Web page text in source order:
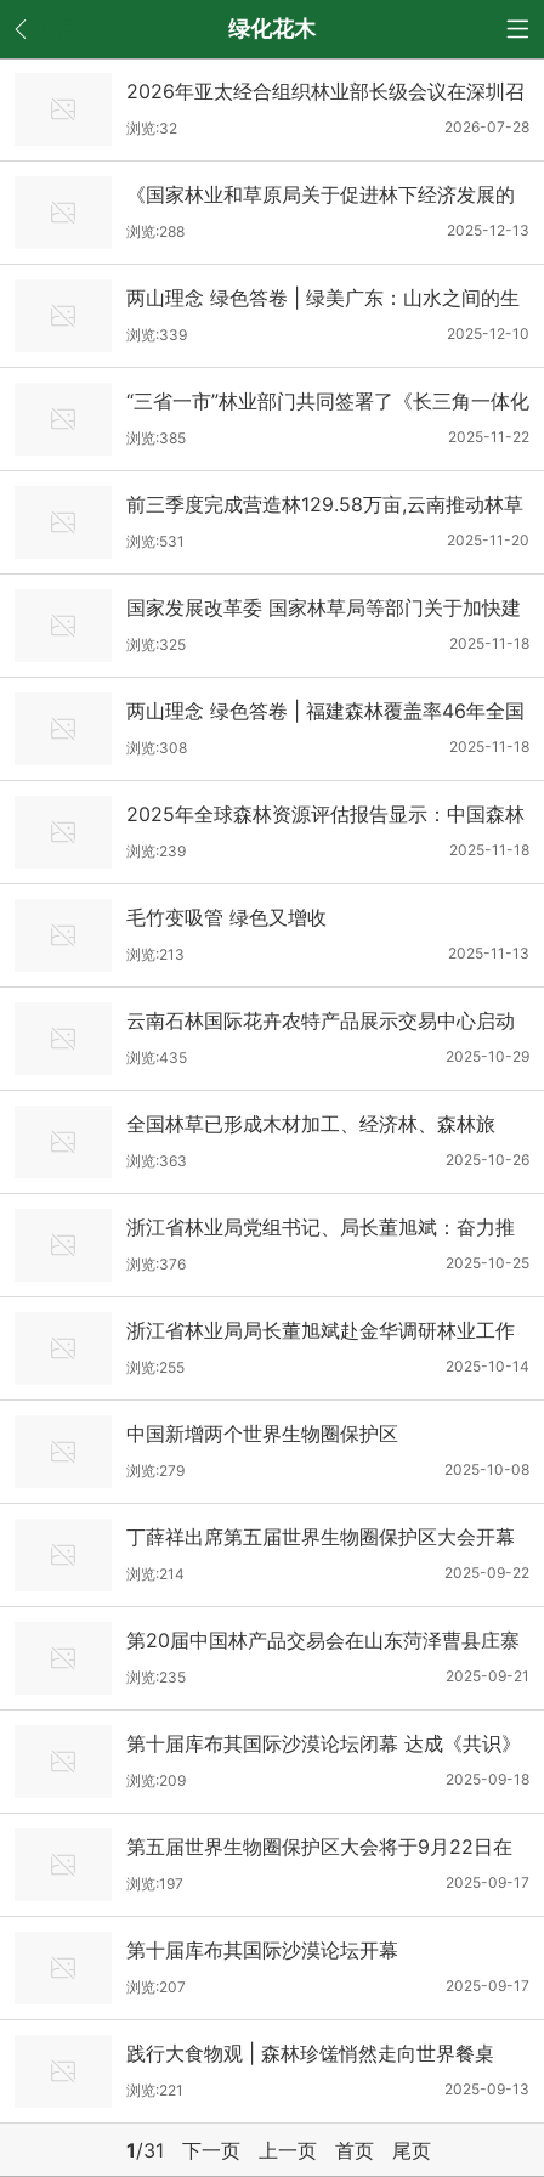
绿化花木
2026年亚太经合组织林业部长级会议在深圳召
开
2026-07-28
浏览:32
《国家林业和草原局关于促进林下经济发展的
若干措施》印发
2025-12-13
浏览:288
两山理念 绿色答卷 | 绿美广东：山水之间的生
态进化
2025-12-10
浏览:339
“三省一市”林业部门共同签署了《长三角一体化
联合开展林业碳汇提升行动框架协议》2025-11-22
浏览:385
前三季度完成营造林129.58万亩,云南推动林草
产业高质量发展
2025-11-20
浏览:531
国家发展改革委 国家林草局等部门关于加快建
设现代化国有林场的意见
2025-11-18
浏览:325
两山理念 绿色答卷 | 福建森林覆盖率46年全国
第一 打造百姓“幸福靠山”
2025-11-18
浏览:308
2025年全球森林资源评估报告显示：中国森林
占多项“之最”
2025-11-18
浏览:239
毛竹变吸管 绿色又增收
2025-11-13
浏览:213
云南石林国际花卉农特产品展示交易中心启动
运营
2025-10-29
浏览:435
全国林草已形成木材加工、经济林、森林旅
游、林下经济4个产值超万亿元的支柱产业2025-10-26
浏览:363
浙江省林业局党组书记、局长董旭斌：奋力推
进人与自然和谐共生现代化先行示范
2025-10-25
浏览:376
浙江省林业局局长董旭斌赴金华调研林业工作
2025-10-14
浏览:255
中国新增两个世界生物圈保护区
2025-10-08
浏览:279
丁薛祥出席第五届世界生物圈保护区大会开幕
式并致辞
2025-09-22
浏览:214
第20届中国林产品交易会在山东菏泽曹县庄寨
镇举行
2025-09-21
浏览:235
第十届库布其国际沙漠论坛闭幕 达成《共识》
2025-09-18
浏览:209
第五届世界生物圈保护区大会将于9月22日在
杭州开幕
2025-09-17
浏览:197
第十届库布其国际沙漠论坛开幕
2025-09-17
浏览:207
践行大食物观 | 森林珍馐悄然走向世界餐桌
2025-09-13
浏览:221
1/31 下一页 上一页 首页 尾页